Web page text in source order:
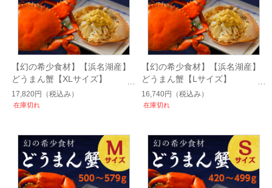
【幻の希少食材】【浜名湖産】
どうまん蟹【XLサイズ】
660~739g
17,820円 （税込み）
在庫切れ
【幻の希少食材】【浜名湖産】
どうまん蟹【Lサイズ】
580~659g
16,740円 （税込み）
在庫切れ